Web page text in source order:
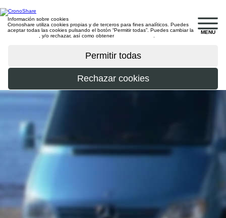
MENU
Información sobre cookies
Cronoshare utiliza cookies propias y de terceros para fines analíticos. Puedes
aceptar todas las cookies pulsando el botón “Permitir todas”. Puedes cambiar la
, y/o rechazar, así como obtener